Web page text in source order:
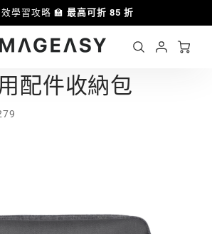
學習攻略 🏫 最高可折 85 折
配件收納包